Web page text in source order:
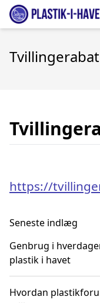
https://
Seneste indlæg
Genbrug i
plastik i havet
Hvordan